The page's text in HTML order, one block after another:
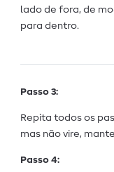
lado de fora, de
para dentro.
Passo 3:
Repita todos os
mas não vire,
Passo 4: